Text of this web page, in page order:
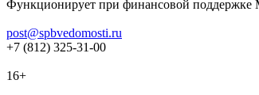
Функционирует при финансовой поддержке
post@spbvedomosti.ru
+7 (812) 325-31-00
16+